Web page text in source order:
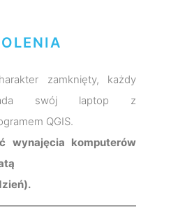
zamknięty, każdy
swój laptop z
QGIS.
wynajęcia komputerów